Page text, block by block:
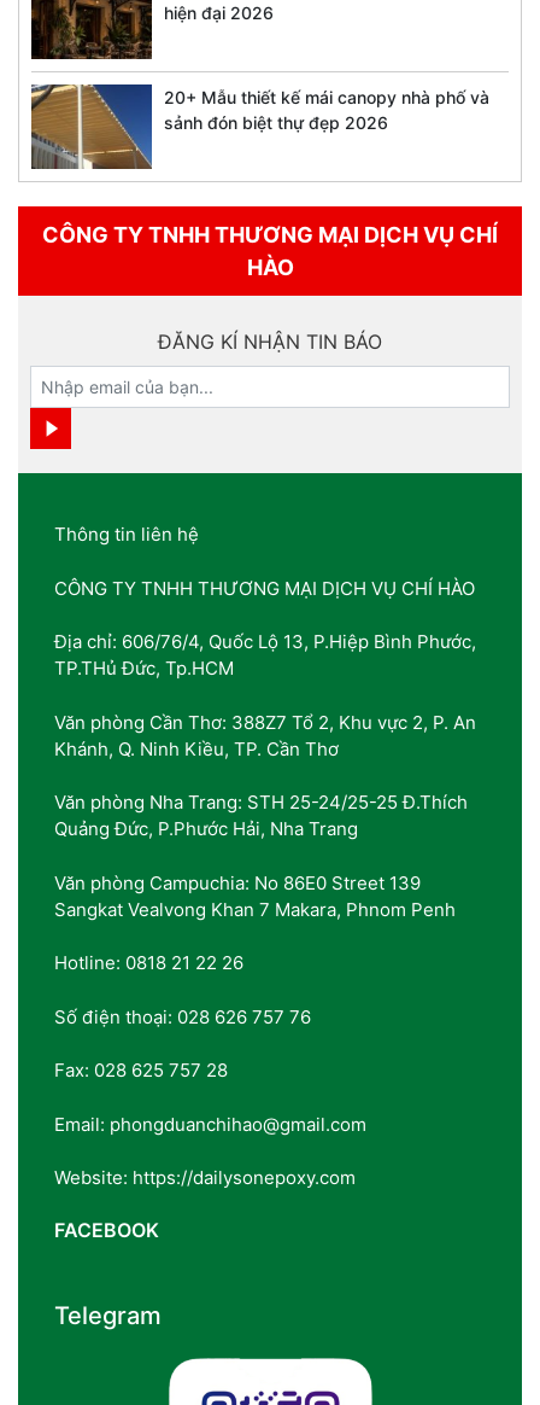
hiện đại 2026
20+ Mẫu thiết kế mái canopy nhà phố và
sảnh đón biệt thự đẹp 2026
CÔNG TY TNHH THƯƠNG MẠI DỊCH VỤ CHÍ
HÀO
ĐĂNG KÍ NHẬN TIN BÁO
Thông tin liên hệ
CÔNG TY TNHH THƯƠNG MẠI DỊCH VỤ CHÍ HÀO
Địa chỉ: 606/76/4, Quốc Lộ 13, P.Hiệp Bình Phước,
TP.THủ Đức, Tp.HCM
Văn phòng Cần Thơ: 388Z7 Tổ 2, Khu vực 2, P. An
Khánh, Q. Ninh Kiều, TP. Cần Thơ
Văn phòng Nha Trang: STH 25-24/25-25 Đ.Thích
Quảng Đức, P.Phước Hải, Nha Trang
Văn phòng Campuchia: No 86E0 Street 139
Sangkat Vealvong Khan 7 Makara, Phnom Penh
Hotline: 0818 21 22 26
Số điện thoại: 028 626 757 76
Fax: 028 625 757 28
Email: phongduanchihao@gmail.com
Website: https://dailysonepoxy.com
FACEBOOK
Telegram